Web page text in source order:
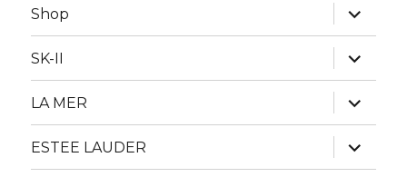
Shop
expand
child
menu
SK-II
expand
child
menu
LA MER
expand
child
menu
ESTEE LAUDER
expand
child
menu